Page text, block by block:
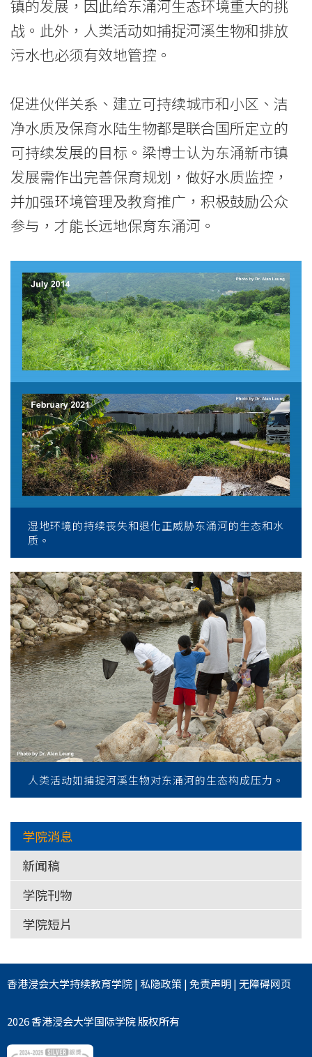
镇的发展，因此给东涌河生态环境重大的挑
战。此外，人类活动如捕捉河溪生物和排放
污水也必须有效地管控。
促进伙伴关系、建立可持续城市和小区、洁
净水质及保育水陆生物都是联合国所定立的
可持续发展的目标。梁博士认为东涌新市镇
发展需作出完善保育规划，做好水质监控，
并加强环境管理及教育推广，积极鼓励公众
参与，才能长远地保育东涌河。
湿地环境的持续丧失和退化正威胁东涌河的生态和水
质。
人类活动如捕捉河溪生物对东涌河的生态构成压力。
学院消息
新闻稿
学院刊物
学院短片
香港浸会大学持续教育学院| 私隐政策|免责声明|无障碍网页
2026 香港浸会大学国际学院 版权所有